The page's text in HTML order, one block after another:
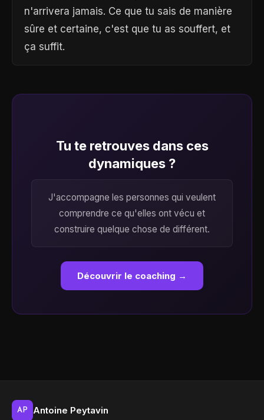
n'arrivera jamais. Ce que tu sais de manière
sûre et certaine, c'est que tu as souffert, et
ça suffit.
Tu te retrouves dans ces
dynamiques ?
J'accompagne les personnes qui veulent
comprendre ce qu'elles ont vécu et
construire quelque chose de différent.
Découvrir le coaching →
AP Antoine Peytavin